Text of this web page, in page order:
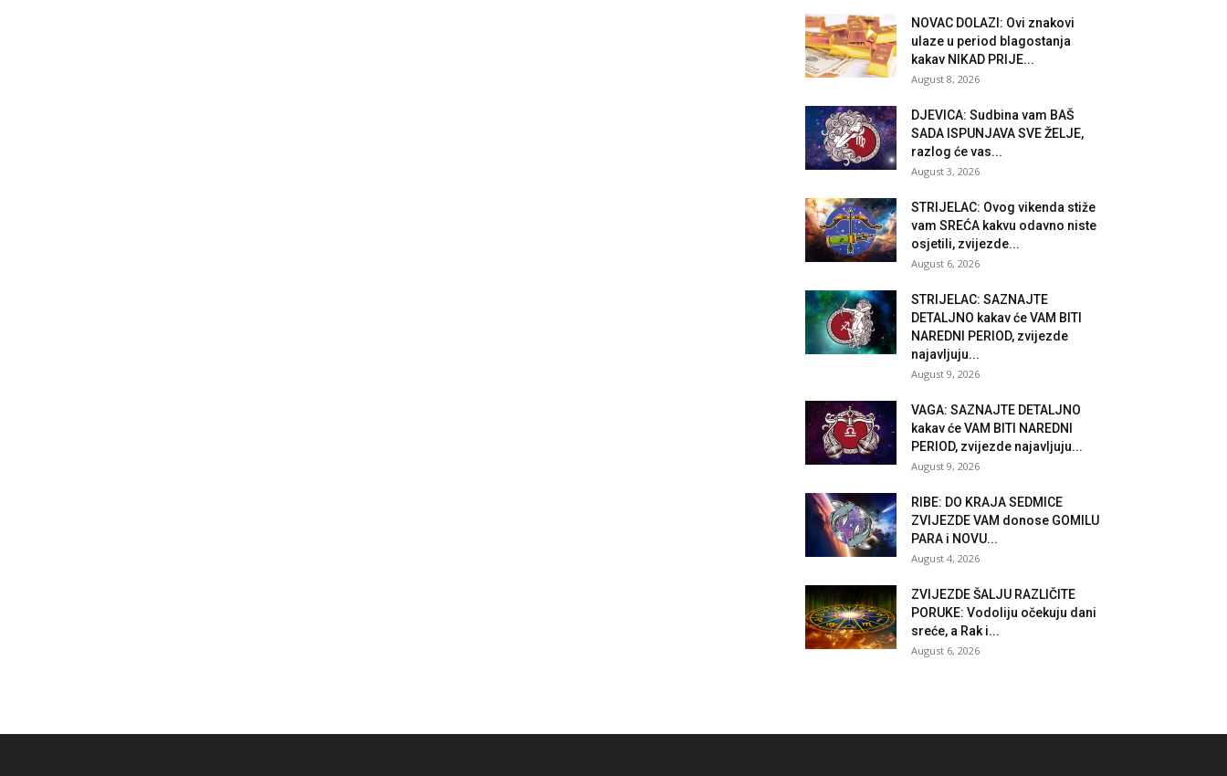
NOVAC DOLAZI: Ovi znakovi
ulaze u period blagostanja
kakav NIKAD PRIJE...
August 8, 2026
DJEVICA: Sudbina vam BAŠ
SADA ISPUNJAVA SVE ŽELJE,
razlog će vas...
August 3, 2026
STRIJELAC: Ovog vikenda stiže
vam SREĆA kakvu odavno niste
osjetili, zvijezde...
August 6, 2026
STRIJELAC: SAZNAJTE
DETALJNO kakav će VAM BITI
NAREDNI PERIOD, zvijezde
najavljuju...
August 9, 2026
VAGA: SAZNAJTE DETALJNO
kakav će VAM BITI NAREDNI
PERIOD, zvijezde najavljuju...
August 9, 2026
RIBE: DO KRAJA SEDMICE
ZVIJEZDE VAM donose GOMILU
PARA i NOVU...
August 4, 2026
ZVIJEZDE ŠALJU RAZLIČITE
PORUKE: Vodoliju očekuju dani
sreće, a Rak i...
August 6, 2026